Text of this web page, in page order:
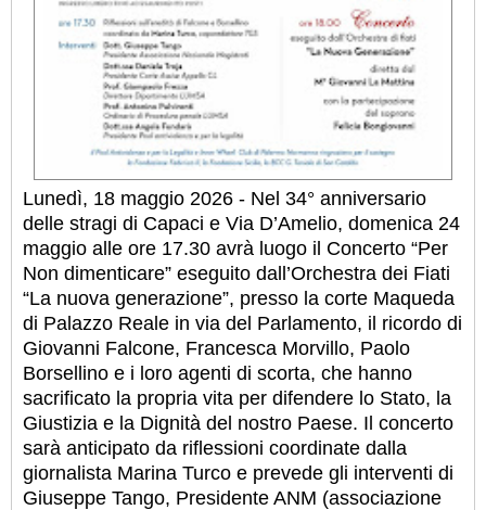
Lunedì, 18 maggio 2026 - Nel 34° anniversario
delle stragi di Capaci e Via D’Amelio, domenica 24
maggio alle ore 17.30 avrà luogo il Concerto “Per
Non dimenticare” eseguito dall’Orchestra dei Fiati
“La nuova generazione”, presso la corte Maqueda
di Palazzo Reale in via del Parlamento, il ricordo di
Giovanni Falcone, Francesca Morvillo, Paolo
Borsellino e i loro agenti di scorta, che hanno
sacrificato la propria vita per difendere lo Stato, la
Giustizia e la Dignità del nostro Paese. Il concerto
sarà anticipato da riflessioni coordinate dalla
giornalista Marina Turco e prevede gli interventi di
Giuseppe Tango, Presidente ANM (associazione